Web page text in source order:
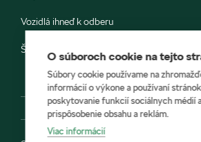
Vozidlá ihneď k odberu
Škoda E-shop
O súboroch cookie na tejto
Súbory cookie používame na
informácií o výkone a používaní
poskytovanie funkcií sociálnych médií
prispôsobenie obsahu a reklám.
Viac informácií